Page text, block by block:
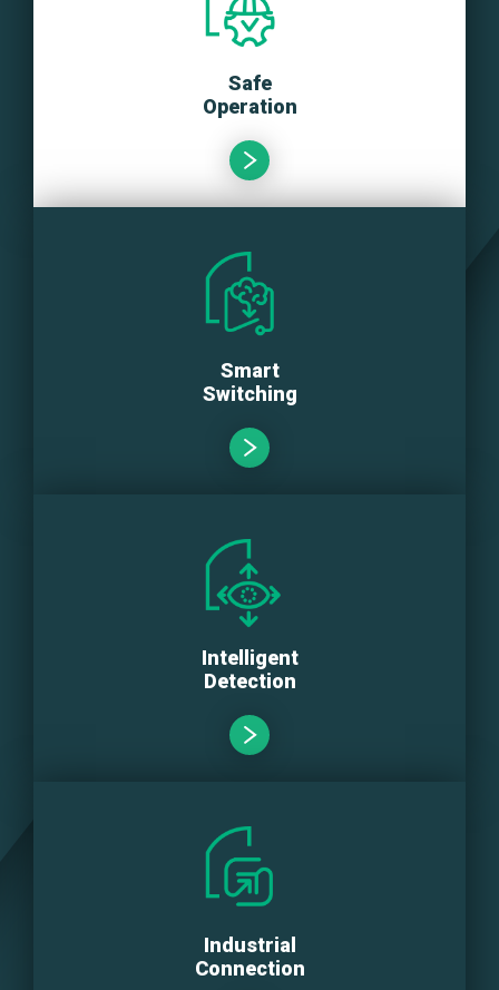
Safe
Operation
Smart
Switching
Intelligent
Detection
Industrial
Connection